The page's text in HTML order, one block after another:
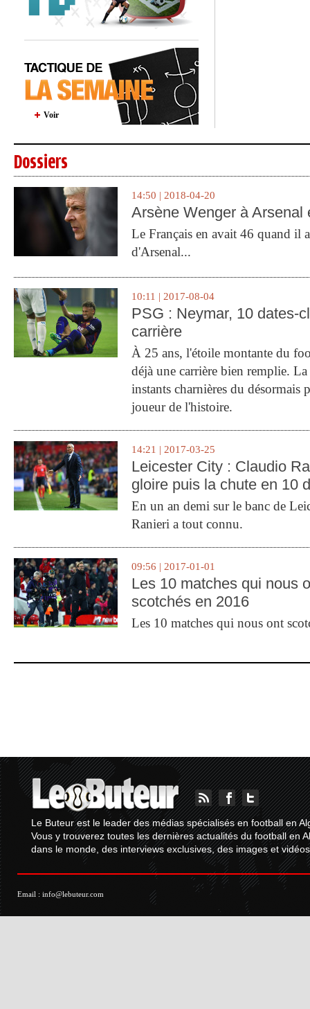
Voir
Dossiers
14:50 | 2018-04-20
Arsène Wenger à Arsenal
Le Français en avait 46 quand il
d'Arsenal...
10:11 | 2017-08-04
PSG : Neymar, 10 dates-
carrière
À 25 ans, l'étoile montante du
déjà une carrière bien remplie.
instants charnières du désormais
joueur de l'histoire.
14:21 | 2017-03-25
Leicester City : Claudio
gloire puis la chute en 10
En un an demi sur le banc de
Ranieri a tout connu.
09:56 | 2017-01-01
Les 10 matches qui nous
scotchés en 2016
Les 10 matches qui nous ont
Le Buteur est le leader des médias spécialisés en football en
Vous y trouverez toutes les dernières actualités du football en
dans le monde, des interviews exclusives, des images et
Email : info@lebuteur.com